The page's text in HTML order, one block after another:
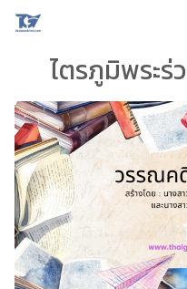
Skip
content
Searchไตรภูมิพระ